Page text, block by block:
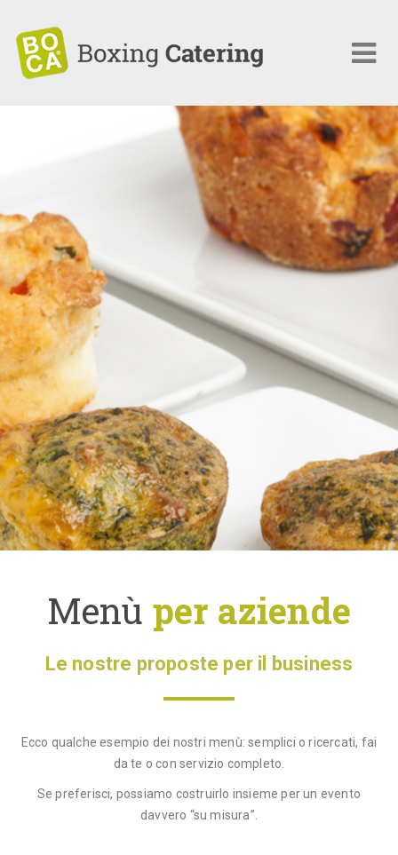
Chi siamo
Catering
Eventi
Menù
Clienti
Le ricette
Contattaci
Menù per aziende
Le nostre proposte per il business
Ecco qualche esempio dei nostri menù: semplici o ricercati, fai
da te o con servizio completo.
Se preferisci, possiamo costruirlo insieme per un evento
davvero “su misura”.